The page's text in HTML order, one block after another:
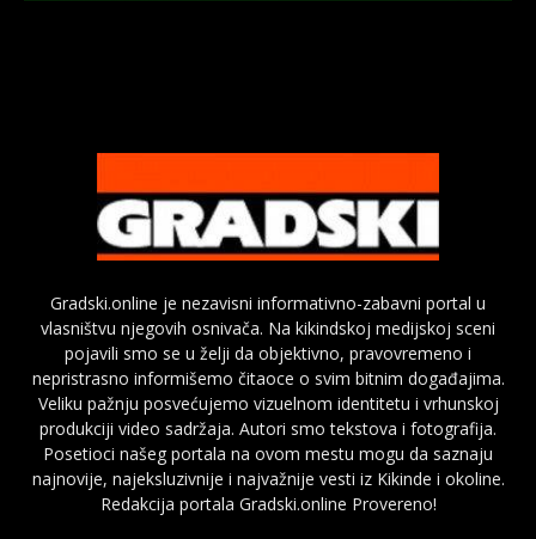
Gradski.online je nezavisni informativno-zabavni portal u
vlasništvu njegovih osnivača. Na kikindskoj medijskoj sceni
pojavili smo se u želji da objektivno, pravovremeno i
nepristrasno informišemo čitaoce o svim bitnim događajima.
Veliku pažnju posvećujemo vizuelnom identitetu i vrhunskoj
produkciji video sadržaja. Autori smo tekstova i fotografija.
Posetioci našeg portala na ovom mestu mogu da saznaju
najnovije, najeksluzivnije i najvažnije vesti iz Kikinde i okoline.
Redakcija portala Gradski.online Provereno!